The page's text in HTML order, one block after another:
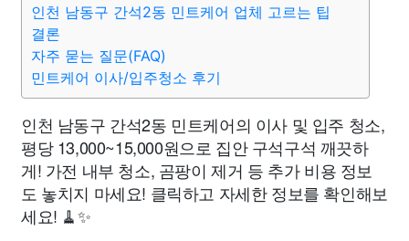
인천 남동구 간석2동 민트케어 업체 고르는 팁
결론
자주 묻는 질문(FAQ)
민트케어 이사/입주청소 후기
인천 남동구 간석2동 민트케어의 이사 및 입주 청소,
평당 13,000~15,000원으로 집안 구석구석 깨끗하
게! 가전 내부 청소, 곰팡이 제거 등 추가 비용 정보
도 놓치지 마세요! 클릭하고 자세한 정보를 확인해보
세요! 🧹✨